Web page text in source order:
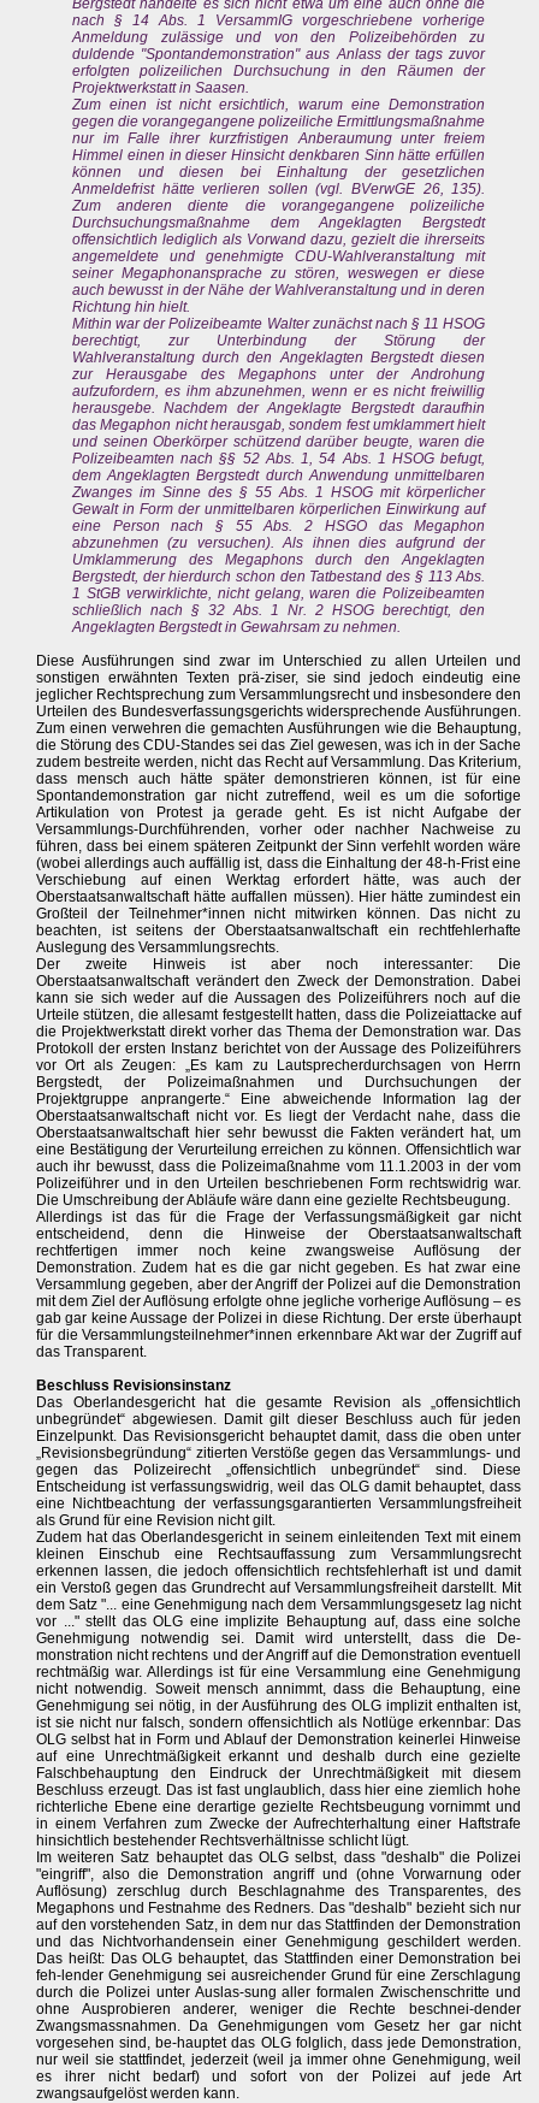
Bergstedt handelte es sich nicht etwa um eine auch ohne die
nach § 14 Abs. 1 VersammIG vorgeschriebene vorherige
Anmeldung zulässige und von den Polizeibehörden zu
duldende "Spontandemonstration" aus Anlass der tags zuvor
erfolgten polizeilichen Durchsuchung in den Räumen der
Projektwerkstatt in Saasen.
Zum einen ist nicht ersichtlich, warum eine Demonstration
gegen die vorangegangene polizeiliche Ermittlungsmaßnahme
nur im Falle ihrer kurzfristigen Anberaumung unter freiem
Himmel einen in dieser Hinsicht denkbaren Sinn hätte erfüllen
können und diesen bei Einhaltung der gesetzlichen
Anmeldefrist hätte verlieren sollen (vgl. BVerwGE 26, 135).
Zum anderen diente die vorangegangene polizeiliche
Durchsuchungsmaßnahme dem Angeklagten Bergstedt
offensichtlich lediglich als Vorwand dazu, gezielt die ihrerseits
angemeldete und genehmigte CDU-Wahlveranstaltung mit
seiner Megaphonansprache zu stören, weswegen er diese
auch bewusst in der Nähe der Wahlveranstaltung und in deren
Richtung hin hielt.
Mithin war der Polizeibeamte Walter zunächst nach § 11 HSOG
berechtigt, zur Unterbindung der Störung der
Wahlveranstaltung durch den Angeklagten Bergstedt diesen
zur Herausgabe des Megaphons unter der Androhung
aufzufordern, es ihm abzunehmen, wenn er es nicht freiwillig
herausgebe. Nachdem der Angeklagte Bergstedt daraufhin
das Megaphon nicht herausgab, sondem fest umklammert hielt
und seinen Oberkörper schützend darüber beugte, waren die
Polizeibeamten nach §§ 52 Abs. 1, 54 Abs. 1 HSOG befugt,
dem Angeklagten Bergstedt durch Anwendung unmittelbaren
Zwanges im Sinne des § 55 Abs. 1 HSOG mit körperlicher
Gewalt in Form der unmittelbaren körperlichen Einwirkung auf
eine Person nach § 55 Abs. 2 HSGO das Megaphon
abzunehmen (zu versuchen). Als ihnen dies aufgrund der
Umklammerung des Megaphons durch den Angeklagten
Bergstedt, der hierdurch schon den Tatbestand des § 113 Abs.
1 StGB verwirklichte, nicht gelang, waren die Polizeibeamten
schließlich nach § 32 Abs. 1 Nr. 2 HSOG berechtigt, den
Angeklagten Bergstedt in Gewahrsam zu nehmen.
Diese Ausführungen sind zwar im Unterschied zu allen Urteilen und
sonstigen erwähnten Texten prä-ziser, sie sind jedoch eindeutig eine
jeglicher Rechtsprechung zum Versammlungsrecht und insbesondere den
Urteilen des Bundesverfassungsgerichts widersprechende Ausführungen.
Zum einen verwehren die gemachten Ausführungen wie die Behauptung,
die Störung des CDU-Standes sei das Ziel gewesen, was ich in der Sache
zudem bestreite werden, nicht das Recht auf Versammlung. Das Kriterium,
dass mensch auch hätte später demonstrieren können, ist für eine
Spontandemonstration gar nicht zutreffend, weil es um die sofortige
Artikulation von Protest ja gerade geht. Es ist nicht Aufgabe der
Versammlungs-Durchführenden, vorher oder nachher Nachweise zu
führen, dass bei einem späteren Zeitpunkt der Sinn verfehlt worden wäre
(wobei allerdings auch auffällig ist, dass die Einhaltung der 48-h-Frist eine
Verschiebung auf einen Werktag erfordert hätte, was auch der
Oberstaatsanwaltschaft hätte auffallen müssen). Hier hätte zumindest ein
Großteil der Teilnehmer*innen nicht mitwirken können. Das nicht zu
beachten, ist seitens der Oberstaatsanwaltschaft ein rechtfehlerhafte
Auslegung des Versammlungsrechts.
Der zweite Hinweis ist aber noch interessanter: Die
Oberstaatsanwaltschaft verändert den Zweck der Demonstration. Dabei
kann sie sich weder auf die Aussagen des Polizeiführers noch auf die
Urteile stützen, die allesamt festgestellt hatten, dass die Polizeiattacke auf
die Projektwerkstatt direkt vorher das Thema der Demonstration war. Das
Protokoll der ersten Instanz berichtet von der Aussage des Polizeiführers
vor Ort als Zeugen: „Es kam zu Lautsprecherdurchsagen von Herrn
Bergstedt, der Polizeimaßnahmen und Durchsuchungen der
Projektgruppe anprangerte.“ Eine abweichende Information lag der
Oberstaatsanwaltschaft nicht vor. Es liegt der Verdacht nahe, dass die
Oberstaatsanwaltschaft hier sehr bewusst die Fakten verändert hat, um
eine Bestätigung der Verurteilung erreichen zu können. Offensichtlich war
auch ihr bewusst, dass die Polizeimaßnahme vom 11.1.2003 in der vom
Polizeiführer und in den Urteilen beschriebenen Form rechtswidrig war.
Die Umschreibung der Abläufe wäre dann eine gezielte Rechtsbeugung.
Allerdings ist das für die Frage der Verfassungsmäßigkeit gar nicht
entscheidend, denn die Hinweise der Oberstaatsanwaltschaft
rechtfertigen immer noch keine zwangsweise Auflösung der
Demonstration. Zudem hat es die gar nicht gegeben. Es hat zwar eine
Versammlung gegeben, aber der Angriff der Polizei auf die Demonstration
mit dem Ziel der Auflösung erfolgte ohne jegliche vorherige Auflösung – es
gab gar keine Aussage der Polizei in diese Richtung. Der erste überhaupt
für die Versammlungsteilnehmer*innen erkennbare Akt war der Zugriff auf
das Transparent.
Beschluss Revisionsinstanz
Das Oberlandesgericht hat die gesamte Revision als „offensichtlich
unbegründet“ abgewiesen. Damit gilt dieser Beschluss auch für jeden
Einzelpunkt. Das Revisionsgericht behauptet damit, dass die oben unter
„Revisionsbegründung“ zitierten Verstöße gegen das Versammlungs- und
gegen das Polizeirecht „offensichtlich unbegründet“ sind. Diese
Entscheidung ist verfassungswidrig, weil das OLG damit behauptet, dass
eine Nichtbeachtung der verfassungsgarantierten Versammlungsfreiheit
als Grund für eine Revision nicht gilt.
Zudem hat das Oberlandesgericht in seinem einleitenden Text mit einem
kleinen Einschub eine Rechtsauffassung zum Versammlungsrecht
erkennen lassen, die jedoch offensichtlich rechtsfehlerhaft ist und damit
ein Verstoß gegen das Grundrecht auf Versammlungsfreiheit darstellt. Mit
dem Satz "... eine Genehmigung nach dem Versammlungsgesetz lag nicht
vor ..." stellt das OLG eine implizite Behauptung auf, dass eine solche
Genehmigung notwendig sei. Damit wird unterstellt, dass die De-
monstration nicht rechtens und der Angriff auf die Demonstration eventuell
rechtmäßig war. Allerdings ist für eine Versammlung eine Genehmigung
nicht notwendig. Soweit mensch annimmt, dass die Behauptung, eine
Genehmigung sei nötig, in der Ausführung des OLG implizit enthalten ist,
ist sie nicht nur falsch, sondern offensichtlich als Notlüge erkennbar: Das
OLG selbst hat in Form und Ablauf der Demonstration keinerlei Hinweise
auf eine Unrechtmäßigkeit erkannt und deshalb durch eine gezielte
Falschbehauptung den Eindruck der Unrechtmäßigkeit mit diesem
Beschluss erzeugt. Das ist fast unglaublich, dass hier eine ziemlich hohe
richterliche Ebene eine derartige gezielte Rechtsbeugung vornimmt und
in einem Verfahren zum Zwecke der Aufrechterhaltung einer Haftstrafe
hinsichtlich bestehender Rechtsverhältnisse schlicht lügt.
Im weiteren Satz behauptet das OLG selbst, dass "deshalb" die Polizei
"eingriff", also die Demonstration angriff und (ohne Vorwarnung oder
Auflösung) zerschlug durch Beschlagnahme des Transparentes, des
Megaphons und Festnahme des Redners. Das "deshalb" bezieht sich nur
auf den vorstehenden Satz, in dem nur das Stattfinden der Demonstration
und das Nichtvorhandensein einer Genehmigung geschildert werden.
Das heißt: Das OLG behauptet, das Stattfinden einer Demonstration bei
feh-lender Genehmigung sei ausreichender Grund für eine Zerschlagung
durch die Polizei unter Auslas-sung aller formalen Zwischenschritte und
ohne Ausprobieren anderer, weniger die Rechte beschnei-dender
Zwangsmassnahmen. Da Genehmigungen vom Gesetz her gar nicht
vorgesehen sind, be-hauptet das OLG folglich, dass jede Demonstration,
nur weil sie stattfindet, jederzeit (weil ja immer ohne Genehmigung, weil
es ihrer nicht bedarf) und sofort von der Polizei auf jede Art
zwangsaufgelöst werden kann.